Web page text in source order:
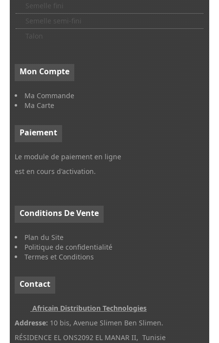
Semelle fini
Semelle semi-fini
Talon
Mon Compte
Ma Commande
Ma Carte
Paiement
Le module de paiement en ligne
est en cours d'activation.
Conditions De Vente
Plan du Site
Politique de confidentialité
Termes et Conditions
Contact
Africain Distribution Technologies
Addresse: 10 bis, Avenue Slimen Ben Slimen.
RÉSIDENCE EL ONS2092 EL MANAR II, Tunisie